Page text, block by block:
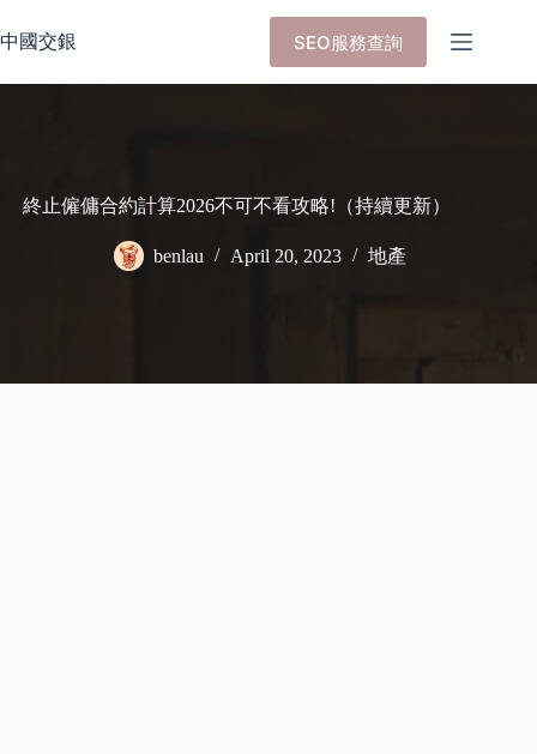
to
content
中國交銀 SEO服務查詢
終止僱傭合約計算2026不可不看攻略!（持續更新）
benlau April 20, 2023 地產